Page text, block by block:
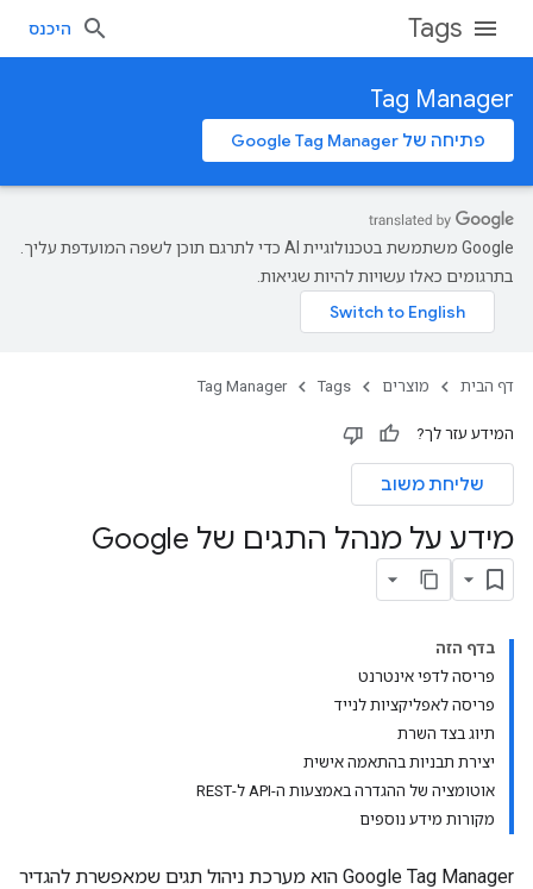
Tags היכנס
Tag Manager
פתיחה של Google Tag Manager
‫Google משתמשת בטכנולוגיית AI כדי לתרגם תוכן לשפה המועדפת עליך.
בתרגומים כאלו עשויות להיות שגיאות.
דף הבית מוצרים Tags
Tag Manager
המידע עזר לך?
שליחת משוב
מידע על מנהל התגים של Google
בדף הזה
פריסה לדפי אינטרנט
פריסה לאפליקציות לנייד
תיוג בצד השרת
יצירת תבניות בהתאמה אישית
אוטומציה של ההגדרה באמצעות ה-API ל-REST
מקורות מידע נוספים
Google Tag Manager הוא מערכת ניהול תגים שמאפשרת להגדיר